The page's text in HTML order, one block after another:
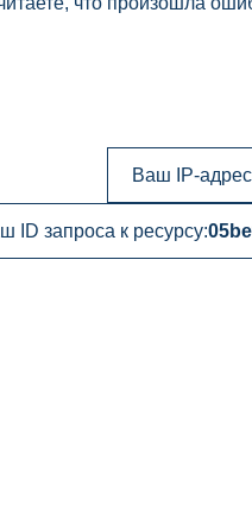
Ваш IP-
ID запроса к ресурсу: